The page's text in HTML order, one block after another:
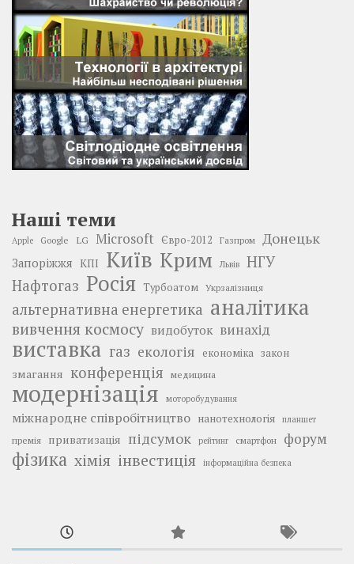
Наші теми
Apple Google LG Microsoft Євро-2012 Газпром Донецьк
Запоріжжя КПІ Київ Крим Львів
НГУ
Нафтогаз Росія Турбоатом Укрзалізниця
альтернативна енергетика аналітика
вивчення космосу видобуток винахід
виставка газ екологія економіка закон
змагання конференція медицина
модернізація моторобудування
міжнародне співробітництво нанотехнологія планшет
премія приватизація підсумок рейтинг смартфон форум
фізика хімія інвестиція інформаційна безпека